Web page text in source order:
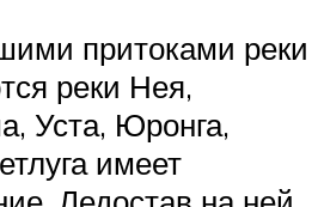
притоками реки
реки Нея,
Уста, Юронга,
имеет